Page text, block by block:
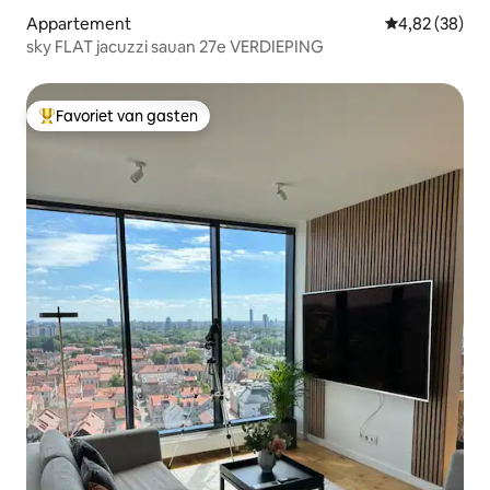
Appartement Gemiddelde
4,82 (38)
sky FLAT jacuzzi sauan 27e VERDIEPING
Topfavoriet van gasten
Favoriet van gasten